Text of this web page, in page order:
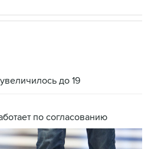
до 19
по согласованию